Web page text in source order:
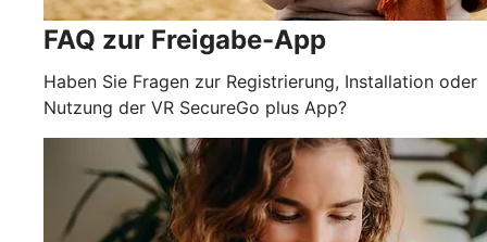
FAQ zur Freigabe-App
Haben Sie Fragen zur Registrierung, Installation oder
Nutzung der VR SecureGo plus App?